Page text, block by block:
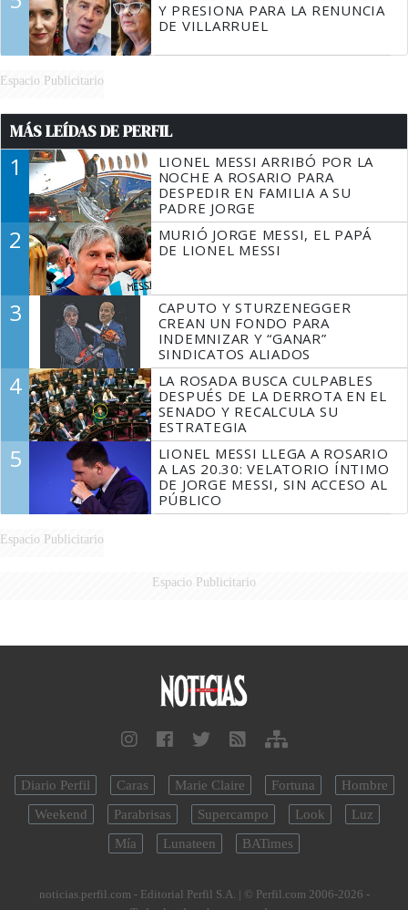
Y PRESIONA PARA LA RENUNCIA
DE VILLARRUEL
Espacio Publicitario
MÁS LEÍDAS DE PERFIL
1
LIONEL MESSI ARRIBÓ POR LA
NOCHE A ROSARIO PARA
DESPEDIR EN FAMILIA A SU
PADRE JORGE
2
MURIÓ JORGE MESSI, EL PAPÁ
DE LIONEL MESSI
3
CAPUTO Y STURZENEGGER
CREAN UN FONDO PARA
INDEMNIZAR Y “GANAR”
SINDICATOS ALIADOS
4
LA ROSADA BUSCA CULPABLES
DESPUÉS DE LA DERROTA EN EL
SENADO Y RECALCULA SU
ESTRATEGIA
5
LIONEL MESSI LLEGA A ROSARIO
A LAS 20.30: VELATORIO ÍNTIMO
DE JORGE MESSI, SIN ACCESO AL
PÚBLICO
Espacio Publicitario
Espacio Publicitario
Diario Perfil Caras Marie Claire Fortuna
Hombre
Weekend
Parabrisas Supercampo Look
Luz
Mía
Lunateen BATimes
noticias.perfil.com - Editorial Perfil S.A. | © Perfil.com 2006-2026 -